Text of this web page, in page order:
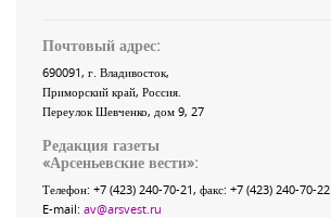
Почтовый адрес:
690091, г. Владивосток,
Приморский край, Россия
Переулок Шевченко, дом 9, 27
Редакция газеты
«Арсеньевские вести»:
Телефон: +7 (423) 240-70-21, факс: +7 (423) 240-70-22
E-mail: av@arsvest.ru